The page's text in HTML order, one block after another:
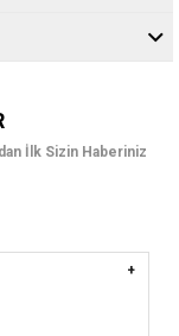
İlk Sizin Haberiniz